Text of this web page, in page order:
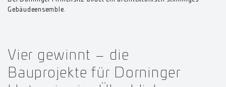
Gebäudeensemble.
Vier gewinnt – die
Bauprojekte für Dorninger